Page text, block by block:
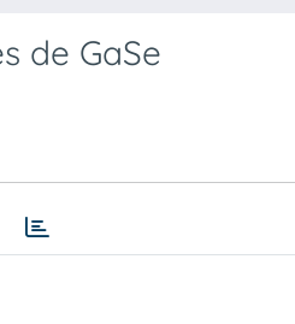
de GaSe